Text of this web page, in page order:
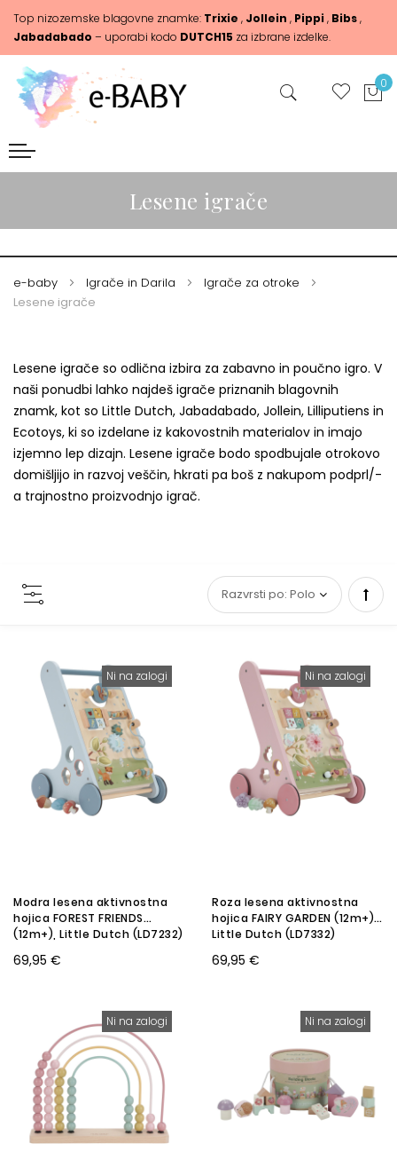
Top nizozemske blagovne znamke: Trixie , Jollein , Pippi, Bibs,
Jabadabado – uporabi kodo DUTCH15 za izbrane izdelke.
0
Lesene igrače
e-baby Igrače in Darila
Igrače za otroke
Lesene igrače
Lesene igrače so odlična izbira za zabavno in poučno igro. V
naši ponudbi lahko najdeš igrače priznanih blagovnih
znamk, kot so Little Dutch, Jabadabado, Jollein, Lilliputiens in
Ecotoys, ki so izdelane iz kakovostnih materialov in imajo
izjemno lep dizajn. Lesene igrače bodo spodbujale otrokovo
domišljijo in razvoj veščin, hkrati pa boš z nakupom podprl/-
a trajnostno proizvodnjo igrač.
Set
Ni na zalogi
Modra lesena aktivnostna
hojica FOREST FRIENDS
(12m+), Little Dutch (LD7232)
69,95 €
Ni na zalogi
Roza lesena aktivnostna
hojica FAIRY GARDEN (12m+),
Little Dutch (LD7332)
69,95 €
Ni na zalogi Ni na zalogi